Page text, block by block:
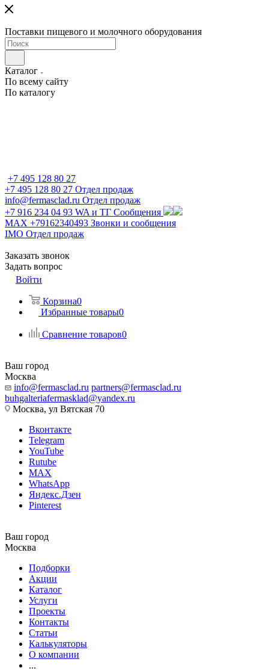
Поставки пищевого и молочного оборудования
Каталог
По всему сайту
По каталогу
+7 495 128 80 27
+7 495 128 80 27 Отдел продаж
info@fermasclad.ru Отдел продаж
+7 916 234 04 93 WA и ТГ Сообщения
MAX +79162340493 Звонки и сообщения
IMO Отдел продаж
Заказать звонок
Задать вопрос
Войти
Корзина0
Избранные товары0
Сравнение товаров0
Ваш город
Москва
info@fermasclad.ru partners@fermasclad.ru
buhgalteriafermasklad@yandex.ru
Москва, ул Вятская 70
Вконтакте
Telegram
YouTube
Rutube
MAX
WhatsApp
Яндекс.Дзен
Pinterest
Ваш город
Москва
Подборки
Акции
Каталог
Услуги
Проекты
Контакты
Статьи
Калькуляторы
О компании
...